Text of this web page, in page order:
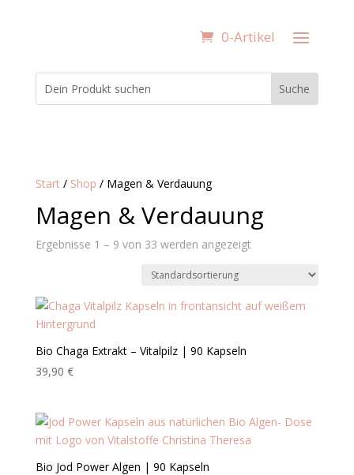
0-Artikel
Start / Shop / Magen & Verdauung
Magen & Verdauung
Ergebnisse 1 – 9 von 33 werden angezeigt
Bio Chaga Extrakt – Vitalpilz | 90 Kapseln
39,90 €
Bio Jod Power Algen | 90 Kapseln